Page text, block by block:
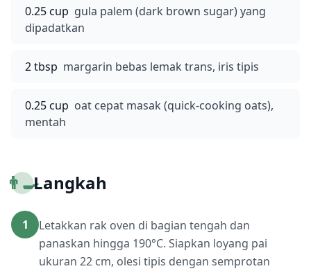
0.25 cup gula palem (dark brown sugar) yang
dipadatkan
2 tbsp margarin bebas lemak trans, iris tipis
0.25 cup oat cepat masak (quick-cooking oats),
mentah
👨‍🍳Langkah
1
Letakkan rak oven di bagian tengah dan
panaskan hingga 190°C. Siapkan loyang pai
ukuran 22 cm, olesi tipis dengan semprotan